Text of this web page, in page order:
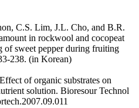
C.S. Lim, J.L. Cho, and B.R.
in rockwool and cocopeat
of sweet pepper during fruiting
238. (in Korean)
of organic substrates on
solution. Bioresour Technol